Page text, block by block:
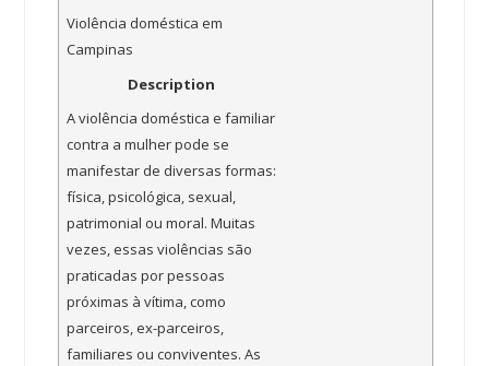
Violência doméstica em
Campinas
Description
A violência doméstica e familiar
contra a mulher pode se
manifestar de diversas formas:
física, psicológica, sexual,
patrimonial ou moral. Muitas
vezes, essas violências são
praticadas por pessoas
próximas à vítima, como
parceiros, ex-parceiros,
familiares ou conviventes. As